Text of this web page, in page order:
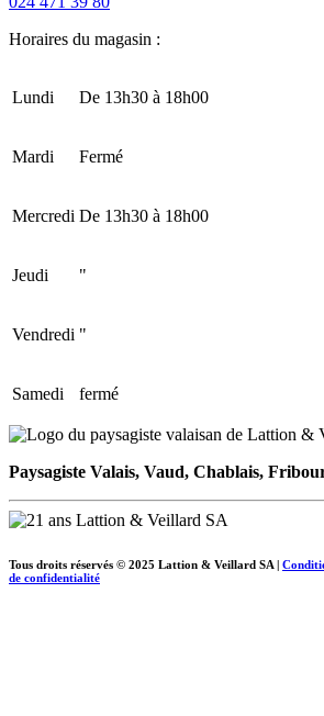
Horaires du magasin :
Lundi De 13h30 à 18h00
Mardi Fermé
Mercredi De 13h30 à 18h00
Jeudi "
Vendredi "
Samedi fermé
Paysagiste Valais, Vaud, Chablais,
Tous droits réservés © 2025 Lattion & Veillard SA |
de confidentialité